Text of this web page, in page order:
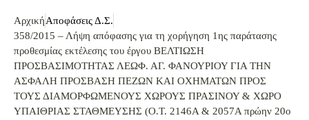
ΑρχικήΑποφάσεις Δ.Σ.
358/2015 – Λήψη απόφασης για τη χορήγηση 1ης παράτασης
προθεσμίας εκτέλεσης του έργου ΒΕΛΤΙΩΣΗ
ΠΡΟΣΒΑΣΙΜΟΤΗΤΑΣ ΛΕΩΦ. ΑΓ. ΦΑΝΟΥΡΙΟΥ ΓΙΑ ΤΗΝ
ΑΣΦΑΛΗ ΠΡΟΣΒΑΣΗ ΠΕΖΩΝ ΚΑΙ ΟΧΗΜΑΤΩΝ ΠΡΟΣ
ΤΟΥΣ ΔΙΑΜΟΡΦΩΜΕΝΟΥΣ ΧΩΡΟΥΣ ΠΡΑΣΙΝΟΥ & ΧΩΡΟ
ΥΠΑΙΘΡΙΑΣ ΣΤΑΘΜΕΥΣΗΣ (Ο.Τ. 2146Α & 2057Α πρώην 20ο